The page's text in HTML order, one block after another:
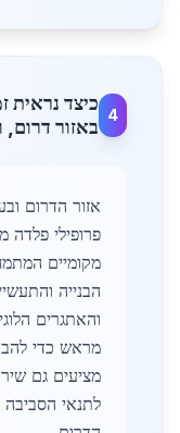
4
כיצד נראית
באזור דרום,
אזור הדרום
פרופילי פלדה
מקומיים
הבנייה
והאתגרים
מראש כדי
מציעים גם
לתנאי הסביבה